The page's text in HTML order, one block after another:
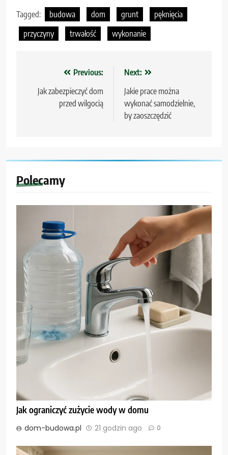
Tagged: budowa dom grunt
pęknięcia
przyczyny
trwałość wykonanie
Nawigacja
wpisu
Previous:
Jak zabezpieczyć dom
przed wilgocią
Next:
Jakie prace można
wykonać samodzielnie,
by zaoszczędzić
Polecamy
Jak ograniczyć zużycie wody w domu
dom-budowa.pl 21 godzin ago 0